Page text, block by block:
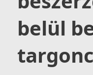
belül